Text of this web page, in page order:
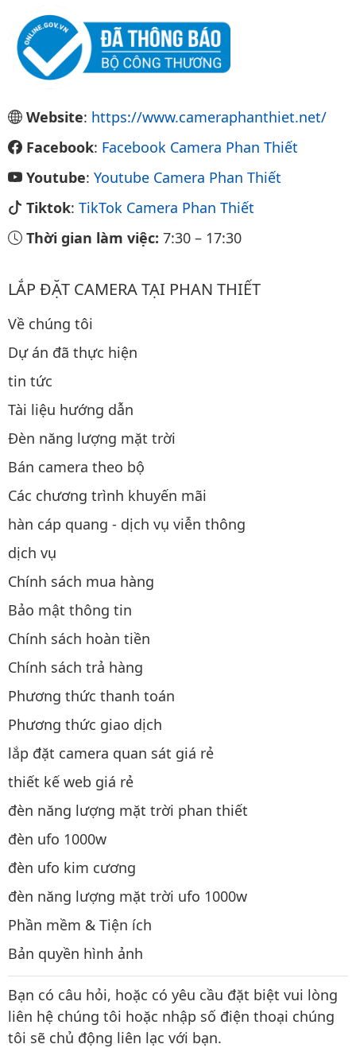
Website: https://www.cameraphanthiet.net/
Facebook: Facebook Camera Phan Thiết
Youtube: Youtube Camera Phan Thiết
Tiktok: TikTok Camera Phan Thiết
Thời gian làm việc: 7:30 – 17:30
LẮP ĐẶT CAMERA TẠI PHAN THIẾT
Về chúng tôi
Dự án đã thực hiện
tin tức
Tài liệu hướng dẫn
Đèn năng lượng mặt trời
Bán camera theo bộ
Các chương trình khuyến mãi
hàn cáp quang - dịch vụ viễn thông
dịch vụ
Chính sách mua hàng
Bảo mật thông tin
Chính sách hoàn tiền
Chính sách trả hàng
Phương thức thanh toán
Phương thức giao dịch
lắp đặt camera quan sát giá rẻ
thiết kế web giá rẻ
đèn năng lượng mặt trời phan thiết
đèn ufo 1000w
đèn ufo kim cương
đèn năng lượng mặt trời ufo 1000w
Phần mềm & Tiện ích
Bản quyền hình ảnh
Bạn có câu hỏi, hoặc có yêu cầu đặt biệt vui lòng
liên hệ chúng tôi hoặc nhập số điện thoại chúng
tôi sẽ chủ động liên lạc với bạn.